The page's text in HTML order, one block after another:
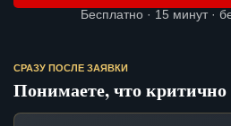
Бесплатно · 15 минут ·
СРАЗУ ПОСЛЕ ЗАЯВКИ
Понимаете, что критично